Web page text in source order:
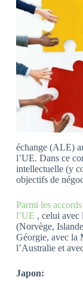
échange (ALE)
l’UE. Dans ce
intellectuelle (y
objectifs de
Parmi les
l’UE , celui avec
(Norvège,
Géorgie, avec la
l’Australie et
Japon: